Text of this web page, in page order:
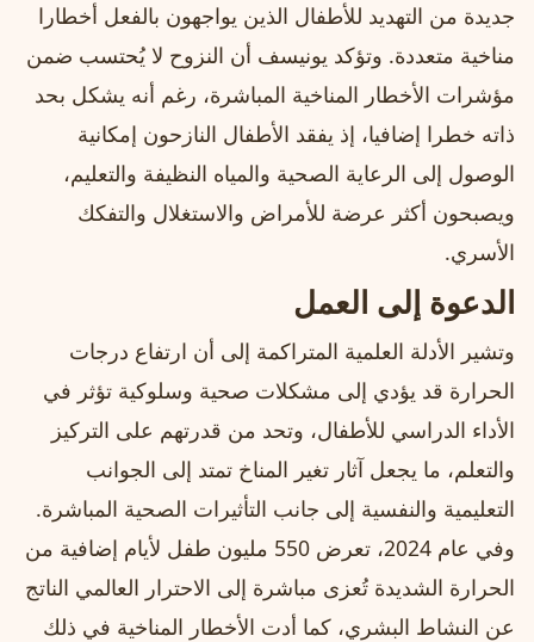
جديدة من التهديد للأطفال الذين يواجهون بالفعل أخطارا
مناخية متعددة. وتؤكد يونيسف أن النزوح لا يُحتسب ضمن
مؤشرات الأخطار المناخية المباشرة، رغم أنه يشكل بحد
ذاته خطرا إضافيا، إذ يفقد الأطفال النازحون إمكانية
الوصول إلى الرعاية الصحية والمياه النظيفة والتعليم،
ويصبحون أكثر عرضة للأمراض والاستغلال والتفكك
الأسري.
الدعوة إلى العمل
وتشير الأدلة العلمية المتراكمة إلى أن ارتفاع درجات
الحرارة قد يؤدي إلى مشكلات صحية وسلوكية تؤثر في
الأداء الدراسي للأطفال، وتحد من قدرتهم على التركيز
والتعلم، ما يجعل آثار تغير المناخ تمتد إلى الجوانب
التعليمية والنفسية إلى جانب التأثيرات الصحية المباشرة.
وفي عام 2024، تعرض 550 مليون طفل لأيام إضافية من
الحرارة الشديدة تُعزى مباشرة إلى الاحترار العالمي الناتج
عن النشاط البشري، كما أدت الأخطار المناخية في ذلك